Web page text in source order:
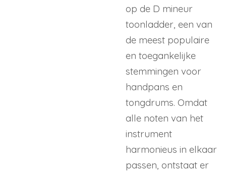
op de D mineur
toonladder, een van
de meest populaire
en toegankelijke
stemmingen voor
handpans en
tongdrums. Omdat
alle noten van het
instrument
harmonieus in elkaar
passen, ontstaat er